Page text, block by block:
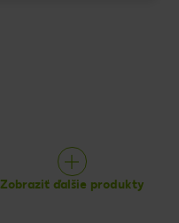
Zobraziť ďalšie produkty